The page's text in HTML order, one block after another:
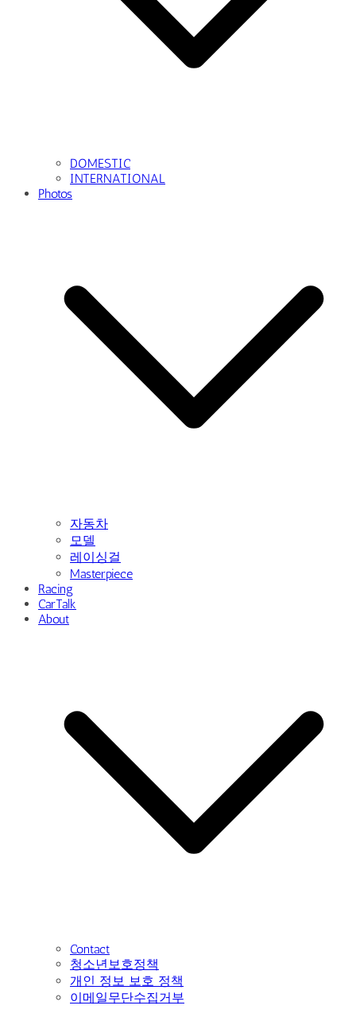
DOMESTIC
INTERNATIONAL
Photos
자동차
모델
레이싱걸
Masterpiece
Racing
CarTalk
About
Contact
청소년보호정책
개인 정보 보호 정책
이메일무단수집거부